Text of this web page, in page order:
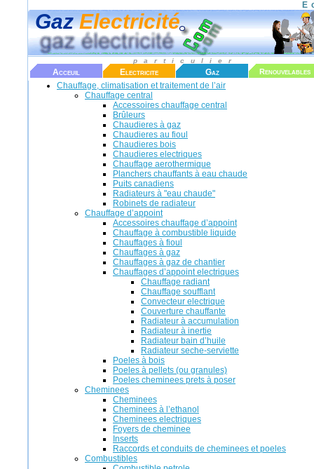
GazElectricité
particulier
Acceuil Electricite Gaz Renouvelables
Chauffage, climatisation et traitement de l’air
Chauffage central
Accessoires chauffage central
Brûleurs
Chaudieres à gaz
Chaudieres au fioul
Chaudieres bois
Chaudieres electriques
Chauffage aerothermique
Planchers chauffants à eau chaude
Puits canadiens
Radiateurs à "eau chaude"
Robinets de radiateur
Chauffage d’appoint
Accessoires chauffage d’appoint
Chauffage à combustible liquide
Chauffages à fioul
Chauffages à gaz
Chauffages à gaz de chantier
Chauffages d’appoint electriques
Chauffage radiant
Chauffage soufflant
Convecteur electrique
Couverture chauffante
Radiateur à accumulation
Radiateur à inertie
Radiateur bain d’huile
Radiateur seche-serviette
Poeles à bois
Poeles à pellets (ou granules)
Poeles cheminees prets à poser
Cheminees
Cheminees
Cheminees à l’ethanol
Cheminees electriques
Foyers de cheminee
Inserts
Raccords et conduits de cheminees et poeles
Combustibles